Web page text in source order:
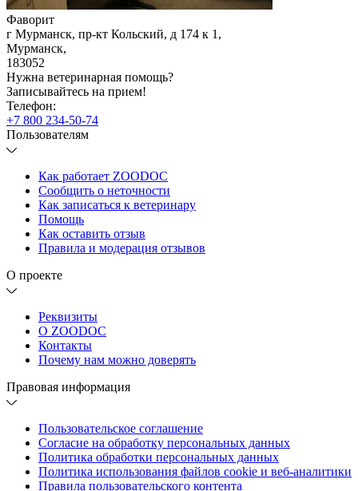
Фаворит
г Мурманск, пр-кт Кольский, д 174 к 1 ,
Мурманск,
183052
Нужна ветеринарная помощь?
Записывайтесь на прием!
Телефон:
+7 800 234-50-74
Пользователям
Как работает ZOODOC
Сообщить о неточности
Как записаться к ветеринару
Помощь
Как оставить отзыв
Правила и модерация отзывов
О проекте
Реквизиты
О ZOODOC
Контакты
Почему нам можно доверять
Правовая информация
Пользовательское соглашение
Согласие на обработку персональных данных
Политика обработки персональных данных
Политика использования файлов cookie и веб-аналитики
Правила пользовательского контента